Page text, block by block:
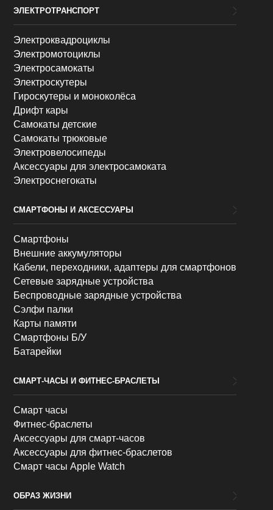
ЭЛЕКТРОТРАНСПОРТ
Электроквадроциклы
Электромотоциклы
Электросамокаты
Электроскутеры
Гироскутеры и моноколёса
Дрифт кары
Самокаты детские
Самокаты трюковые
Электровелосипеды
Аксессуары для электросамоката
Электроснегокаты
СМАРТФОНЫ И АКСЕССУАРЫ
Смартфоны
Внешние аккумуляторы
Кабели, переходники, адаптеры для смартфонов
Сетевые зарядные устройства
Беспроводные зарядные устройства
Сэлфи палки
Карты памяти
Смартфоны Б/У
Батарейки
СМАРТ-ЧАСЫ И ФИТНЕС-БРАСЛЕТЫ
Смарт часы
Фитнес-браслеты
Аксессуары для смарт-часов
Аксессуары для фитнес-браслетов
Смарт часы Apple Watch
ОБРАЗ ЖИЗНИ